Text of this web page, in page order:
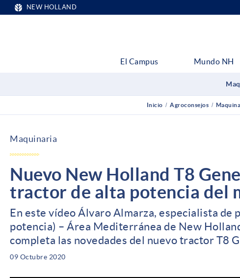
NEW HOLLAND
El Campus Mundo NH
Inicio / Agroconsejos /
Maquinaria
Nuevo New Holland T8
tractor de alta potencia del
En este vídeo Álvaro Almarza, especialista de
potencia) – Área Mediterránea de New
completa las novedades del nuevo tractor T8
09 Octubre 2020